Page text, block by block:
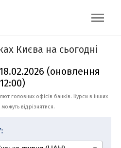
Києва на сьогодні
(оновлення
12:00)
головних офісів банків. Курси в інших
можуть відрізнятися.